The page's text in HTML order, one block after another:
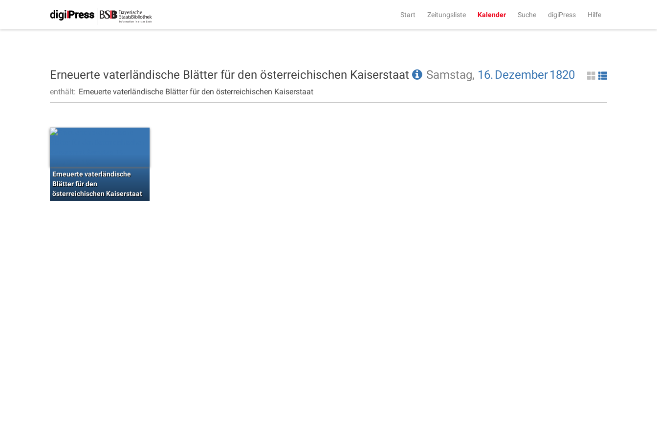
Start Zeitungsliste Kalender Suche digiPress Hilfe
Erneuerte vaterländische Blätter für den österreichischen Kaiserstaat Samstag, 16. Dezember1820
enthält: Erneuerte vaterländische Blätter für den österreichischen Kaiserstaat
Erneuerte vaterländische
Blätter für den
österreichischen Kaiserstaat